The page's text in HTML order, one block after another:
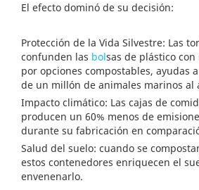
El efecto dominó de su decisión:
Protección de la Vida Silvestre: Las
confunden las bolsas de plástico
por opciones compostables, ayudas
de un millón de animales marinos al
Impacto climático: Las cajas de
producen un 60% menos de
durante su fabricación en
Salud del suelo: cuando se
estos contenedores enriquecen el
envenenarlo.